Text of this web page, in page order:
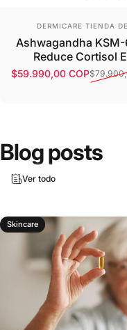
Proveedor:
DERMICARE TIENDA
Ashwagandha
Reduce Cortisol
Precio de oferta
$59.990,00 COP
Precio habitual
Blog posts
Ver todo
Skincare